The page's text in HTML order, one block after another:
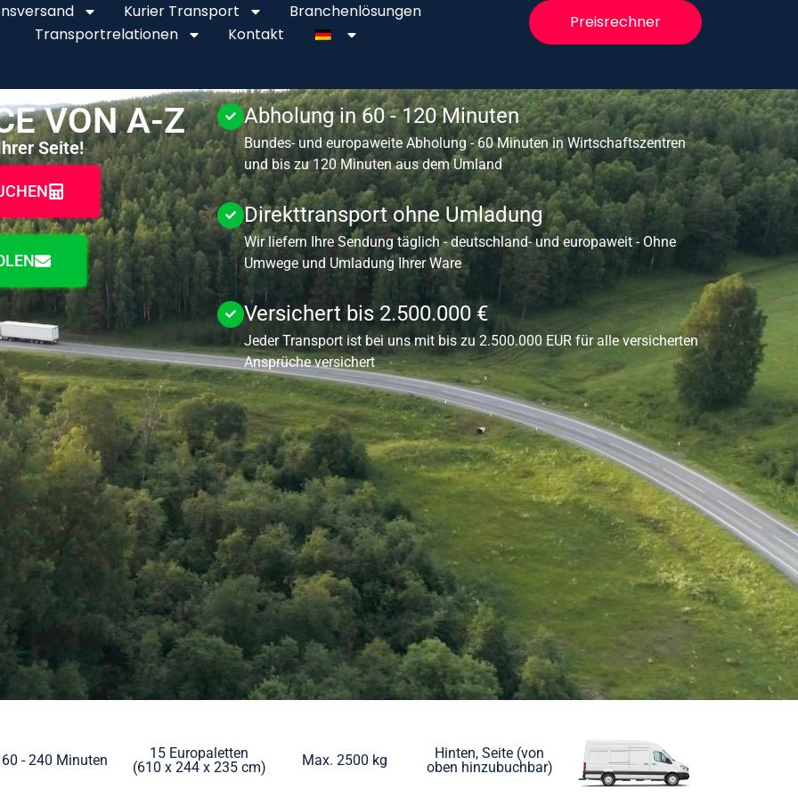
Kurier Transport
Branchenlösungen
Transportrelationen
Kontakt
Preisrechner
VON A-Z
Seite!
Abholung in 60 - 120 Minuten
Bundes- und europaweite Abholung - 60 Minuten in Wirtschaftszentren
und bis zu 120 Minuten aus dem Umland
Direkttransport ohne Umladung
Wir liefern Ihre Sendung täglich - deutschland- und europaweit - Ohne
Umwege und Umladung Ihrer Ware
Versichert bis 2.500.000 €
Jeder Transport ist bei uns mit bis zu 2.500.000 EUR für alle versicherten
Ansprüche versichert
60 - 240 Minuten
15 Europaletten
(610 x 244 x 235 cm)
Max. 2500 kg
Hinten, Seite (von
oben hinzubuchbar)